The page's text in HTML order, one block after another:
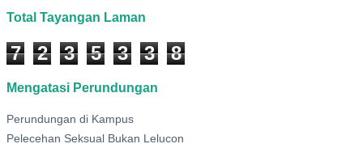
Total Tayangan Laman
7 2 3 5 3 3 8
Mengatasi Perundungan
Perundungan di Kampus
Pelecehan Seksual Bukan Lelucon